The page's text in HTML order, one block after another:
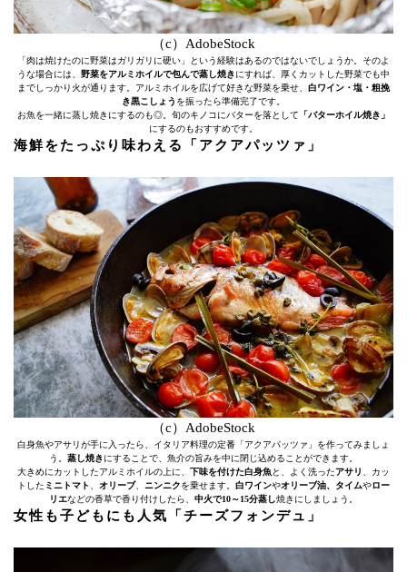
（c）AdobeStock
「肉は焼けたのに野菜はガリガリに硬い」という経験はあるのではないでしょうか。そのよ
うな場合には、 野菜をアルミホイルで包んで蒸し焼きにすれば、厚くカットした野菜でも中
までしっかり火が通ります。アルミホイルを広げて好きな野菜を乗せ、 白ワイン・塩・粗挽
き黒こしょう を振ったら準備完了です。
お魚を一緒に蒸し焼きにするのも◎。旬のキノコにバターを落として 「バターホイル焼き」
にするのもおすすめです。
海鮮をたっぷり味わえる「アクアパッツァ」
（c）AdobeStock
白身魚やアサリが手に入ったら、イタリア料理の定番「アクアパッツァ」を作ってみましょ
う。 蒸し焼きにすることで、魚介の旨みを中に閉じ込めることができます。
大きめにカットしたアルミホイルの上に、 下味を付けた白身魚 と、よく洗ったアサリ
、カッ
トした ミニトマト オリーブ、 ニンニクを乗せます。 白ワインやオリーブ油、タイムやロー
リエなどの香草で香り付けしたら、 中火で10～15分蒸し焼きにしましょう。
女性も子どもにも人気「チーズフォンデュ」